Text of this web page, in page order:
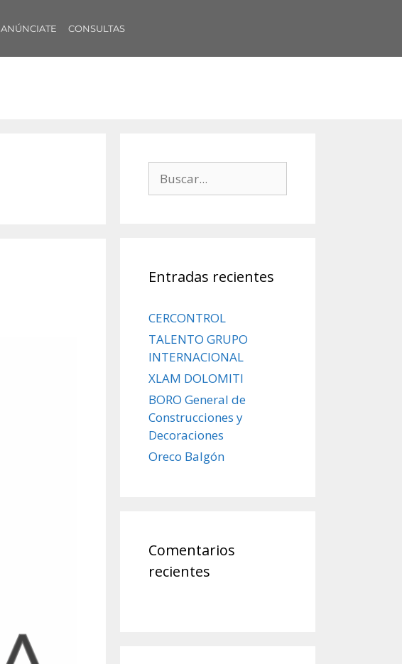
ANÚNCIATE CONSULTAS
Entradas recientes
CERCONTROL
TALENTO GRUPO
INTERNACIONAL
XLAM DOLOMITI
BORO General de
Construcciones y
Decoraciones
Oreco Balgón
Comentarios
recientes